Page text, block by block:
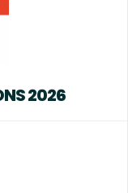
2026